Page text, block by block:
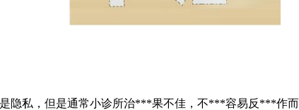
私，但是通常小诊所治***果不佳，不***容易反***作而